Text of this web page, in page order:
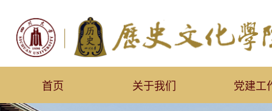
首页 关于我们 党建工